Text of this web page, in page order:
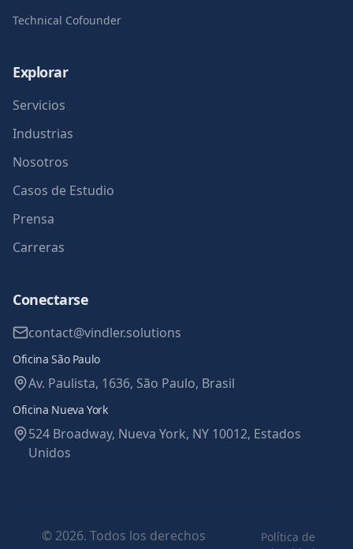
Technical Cofounder
Explorar
Servicios
Industrias
Nosotros
Casos de Estudio
Prensa
Carreras
Conectarse
contact@vindler.solutions
Oficina São Paulo
Av. Paulista, 1636, São Paulo, Brasil
Oficina Nueva York
524 Broadway, Nueva York, NY 10012, Estados
Unidos
© 2026. Todos los derechos
Política de